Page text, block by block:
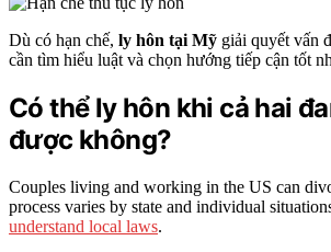
Dù có hạn chế, ly hôn tại Mỹ giải quyết vấn
cần tìm hiểu luật và chọn hướng tiếp cận tốt
Có thể ly hôn khi cả hai
được không?
Couples living and working in the US can
process varies by state and individual
understand local laws.